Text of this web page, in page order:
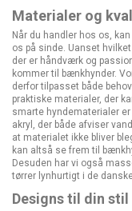
Materialer og
Når du handler hos os,
os på sinde. Uanset
der er håndværk og
kommer til bænkhynder.
derfor tilpasset både
praktiske materialer, der
smarte hyndematerialer
akryl, der både afviser
at materialet ikke bliver
kan altså se frem til
Desuden har vi også
tørrer lynhurtigt i de
Designs til din